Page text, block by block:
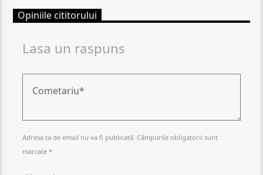
Opiniile cititorului
Lasa un raspuns
Adresa ta de email nu va fi publicată. Câmpurile obligatorii sunt
marcate *